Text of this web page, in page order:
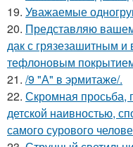
19. Уважаемые
20. Представляю
дак с грязезашитным
тефлоновым
21. /9 "А" в эрмитаже/.
22. Скромная просьба,
детской наивностью,
самого сурового